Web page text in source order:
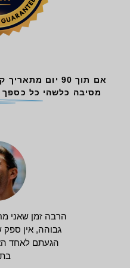
אם תוך 90 יום
מסיבה כלשהי כל כספך
הרבה זמן שאני
גבוהה, אין
הגעתם לאחד